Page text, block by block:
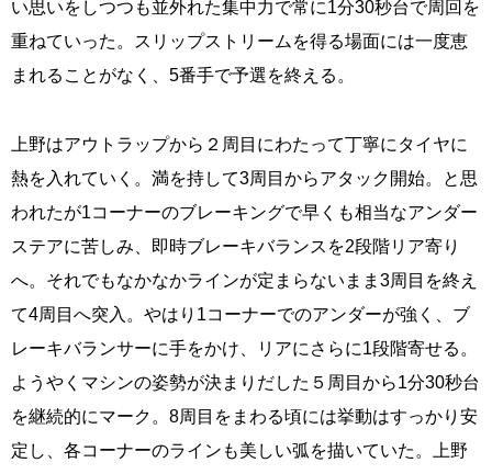
い思いをしつつも並外れた集中力で常に1分30秒台で周回を
重ねていった。スリップストリームを得る場面には一度恵
まれることがなく、5番手で予選を終える。
上野はアウトラップから２周目にわたって丁寧にタイヤに
熱を入れていく。満を持して3周目からアタック開始。と思
われたが1コーナーのブレーキングで早くも相当なアンダー
ステアに苦しみ、即時ブレーキバランスを2段階リア寄り
へ。それでもなかなかラインが定まらないまま3周目を終え
て4周目へ突入。やはり1コーナーでのアンダーが強く、ブ
レーキバランサーに手をかけ、リアにさらに1段階寄せる。
ようやくマシンの姿勢が決まりだした５周目から1分30秒台
を継続的にマーク。8周目をまわる頃には挙動はすっかり安
定し、各コーナーのラインも美しい弧を描いていた。上野